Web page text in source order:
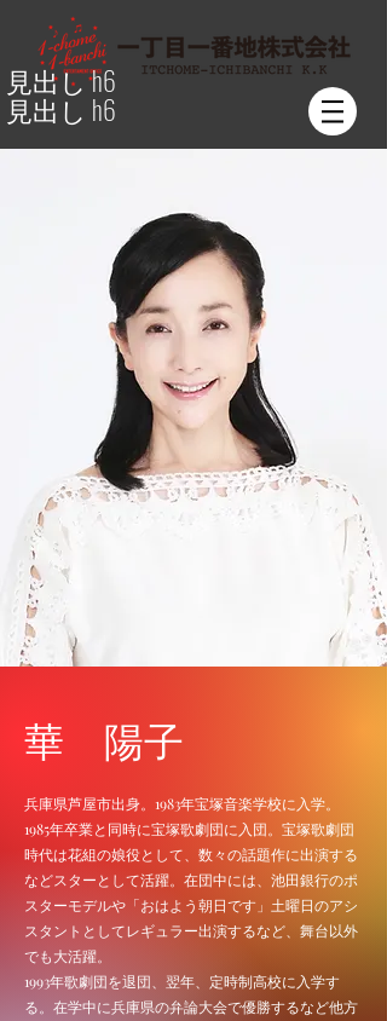
見出し h6
見出し h6
​華 陽子
兵庫県芦屋市出身。1983年宝塚音楽学校に入学。
1985年卒業と同時に宝塚歌劇団に入団。宝塚歌劇団
時代は花組の娘役として、数々の話題作に出演する
などスターとして活躍。在団中には、池田銀行のポ
スターモデルや「おはよう朝日です」土曜日のアシ
スタントとしてレギュラー出演するなど、舞台以外
でも大活躍。
1993年歌劇団を退団、翌年、定時制高校に入学す
る。在学中に兵庫県の弁論大会で優勝するなど他方